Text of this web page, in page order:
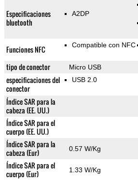
Especificaciones
bluetooth
A2DP
Funciones NFC Compatible con NFC
tipo de conector Micro USB
especificaciones del
conector
USB 2.0
Índice SAR para la
cabeza (EE. UU.)
Índice SAR para el
cuerpo (EE. UU.)
Índice SAR para la
cabeza (Eur)
0.57 W/Kg
Índice SAR para el
cuerpo (Eur)
1.33 W/Kg